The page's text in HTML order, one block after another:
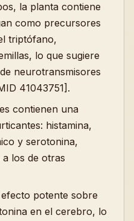
la planta contiene
como precursores
triptófano,
lo que sugiere
neurotransmisores
41043751].
contienen una
histamina,
y serotonina,
los de otras
potente sobre
en el cerebro, lo